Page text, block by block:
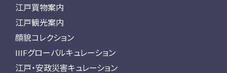
江戸買物案内
江戸観光案内
顔貌コレクション
IIIFグローバルキュレーション
江戸・安政災害キュレーション